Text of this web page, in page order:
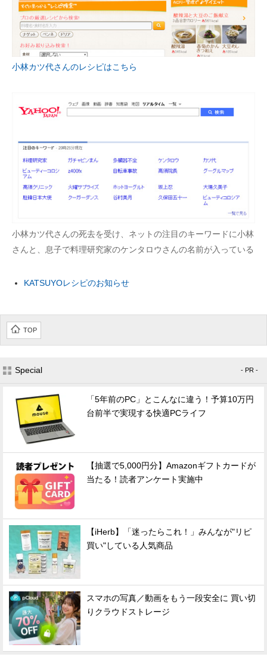
小林カツ代さんのレシピはこちら
小林カツ代さんの死去を受け、ネットの注目のキーワードに小林
さんと、息子で料理研究家のケンタロウさんの名前が入っている
KATSUYOレシピのお知らせ
TOP
Special - PR -
「5年前のPC」とこんなに違う！予算10万円
台前半で実現する快適PCライフ
【抽選で5,000円分】Amazonギフトカードが
当たる！読者アンケート実施中
【iHerb】「迷ったらこれ！」みんなが"リピ
買い"している人気商品
スマホの写真／動画をもう一段安全に 買い切
りクラウドストレージ